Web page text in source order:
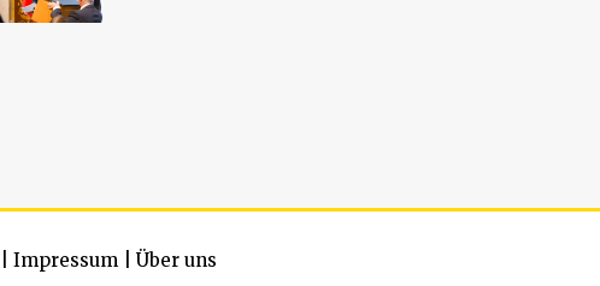
Impressum Über uns